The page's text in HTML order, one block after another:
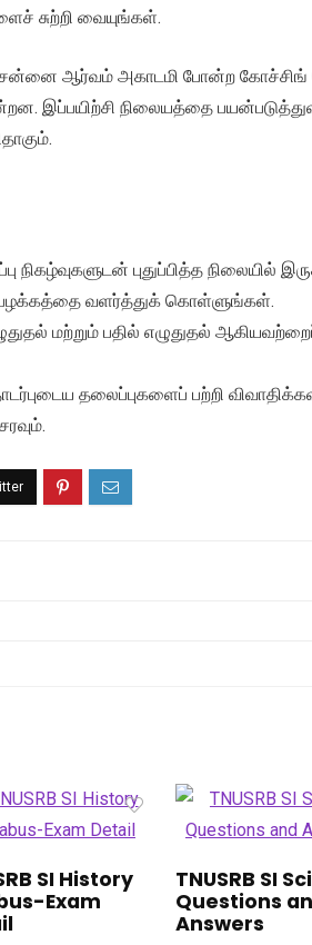
சுற்றி வையுங்கள்.
ஆர்வம் அகாடமி போன்ற கோச்சிங்
இப்பயிற்சி நிலையத்தை
நிகழ்வுகளுடன் புதுப்பித்த நிலையில்
பழக்கத்தை வளர்த்துக் கொள்ளுங்கள்.
மற்றும் பதில் எழுதுதல்
தலைப்புகளைப் பற்றி
SI History
Exam
TNUSRB SI
Questions
Answers